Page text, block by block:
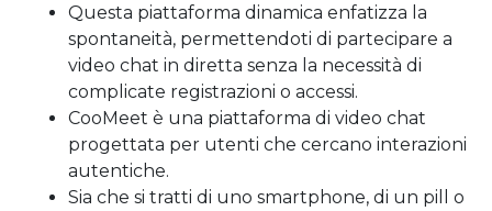
Questa piattaforma dinamica enfatizza la
spontaneità, permettendoti di partecipare a
video chat in diretta senza la necessità di
complicate registrazioni o accessi.
CooMeet è una piattaforma di video chat
progettata per utenti che cercano interazioni
autentiche.
Sia che si tratti di uno smartphone, di un pill o